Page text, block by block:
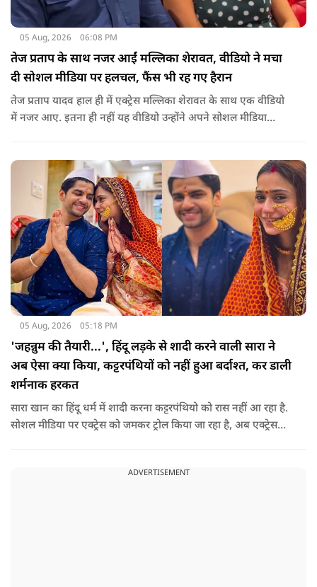
05 Aug, 2026 06:08 PM
तेज प्रताप के साथ नजर आईं मल्लिका शेरावत, वीडियो ने मचा
दी सोशल मीडिया पर हलचल, फैंस भी रह गए हैरान
तेज प्रताप यादव हाल ही में एक्ट्रेस मल्लिका शेरावत के साथ एक वीडियो
में नजर आए. इतना ही नहीं यह वीडियो उन्होंने अपने सोशल मीडिया
05 Aug, 2026 05:18 PM
'जहन्नुम की तैयारी...', हिंदू लड़के से शादी करने वाली सारा ने
अब ऐसा क्या किया, कट्टरपंथियों को नहीं हुआ बर्दाश्त, कर डाली
शर्मनाक हरकत
सारा खान का हिंदू धर्म में शादी करना कट्टरपंथियो को रास नहीं आ रहा है.
सोशल मीडिया पर एक्ट्रेस को जमकर ट्रोल किया जा रहा है, अब एक्ट्रेस
ADVERTISEMENT